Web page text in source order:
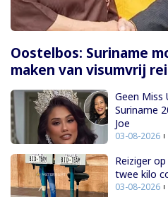
Oostelbos: Suriname
maken van visumvrij
Geen Miss
Suriname
Joe
03-08-2026
Reiziger
twee kilo
03-08-2026